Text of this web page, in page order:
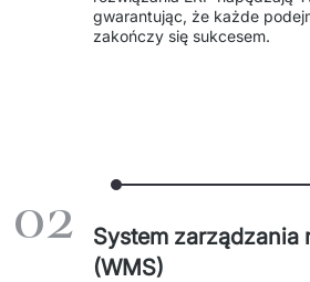
↳ Audyt aplikacji legacy
Infrastruktura IT
Audyty i doradztwo
gwarantując, że każde
zakończy się sukcesem.
02
System zarządzania
(WMS)